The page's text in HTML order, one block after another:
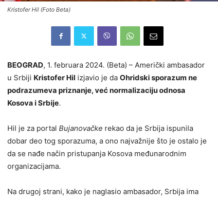
Kristofer Hil (Foto Beta)
BEOGRAD, 1. februara 2024. (Beta) – Američki ambasador
u Srbiji Kristofer Hil izjavio je da Ohridski sporazum ne
podrazumeva priznanje, već normalizaciju odnosa
Kosova i Srbije.
Hil je za portal Bujanovačke rekao da je Srbija ispunila
dobar deo tog sporazuma, a ono najvažnije što je ostalo je
da se nađe način pristupanja Kosova međunarodnim
organizacijama.
Na drugoj strani, kako je naglasio ambasador, Srbija ima